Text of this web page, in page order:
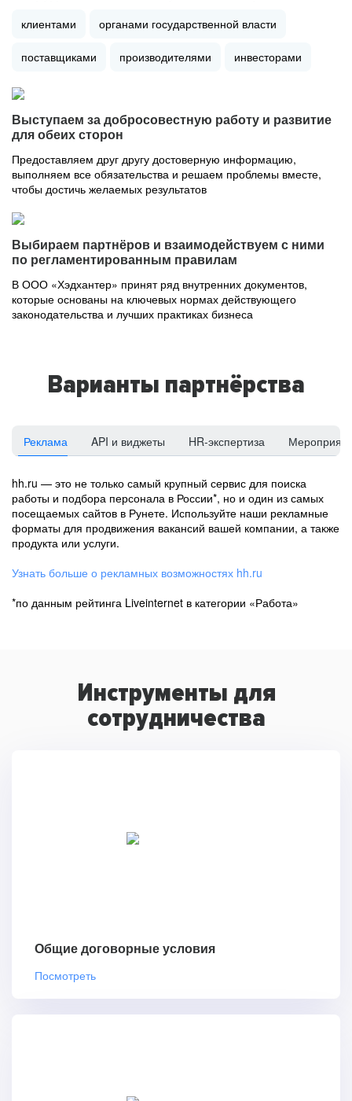
клиентами органами государственной власти
поставщиками производителями инвесторами
Выступаем за добросовестную работу и развитие
для обеих сторон
Предоставляем друг другу достоверную информацию,
выполняем все обязательства и решаем проблемы вместе,
чтобы достичь желаемых результатов
Выбираем партнёров и взаимодействуем с ними
по регламентированным правилам
В ООО «Хэдхантер» принят ряд внутренних документов,
которые основаны на ключевых нормах действующего
законодательства и лучших практиках бизнеса
Варианты партнёрства
Реклама API и виджеты HR-экспертиза
hh.ru — это не только самый крупный сервис для поиска
работы и подбора персонала в России*, но и один из самых
посещаемых сайтов в Рунете. Используйте наши рекламные
форматы для продвижения вакансий вашей компании, а также
продукта или услуги.
Узнать больше о рекламных возможностях hh.ru
*по данным рейтинга Liveinternet в категории «Работа»
Инструменты для
сотрудничества
Общие договорные условия
Посмотреть